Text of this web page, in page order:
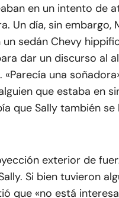
en un intento de
Un día, sin embargo,
sedán Chevy
dar un discurso al
una
que estaba en
que Sally también se
exterior de
Si bien tuvieron
que «no está